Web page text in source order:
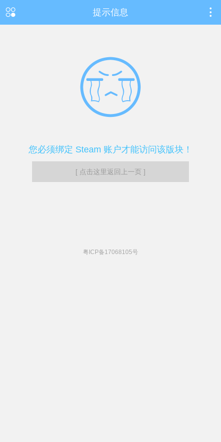
提示信息
您必须绑定 Steam 账户才能访问该版块！
[ 点击这里返回上一页 ]
粤ICP备17068105号